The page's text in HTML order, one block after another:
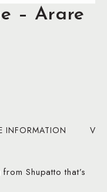
– Arare
INFORMATION
Shupatto that’s